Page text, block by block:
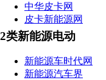
中华皮卡网
皮卡新能源网
2类新能源电动
新能源车时代网
新能源汽车界